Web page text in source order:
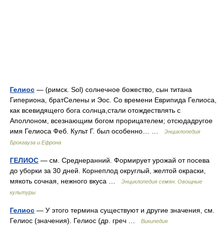
Гелиос — (римск. Sol) солнечное божество, сын титана
Гипериона, братСелены и Эос. Со времени Еврипида Гелиоса,
как всевидящего бога солнца,стали отождествлять с
Аполлоном, всезнающим богом прорицателем; отсюдадругое
имя Гелиоса Феб. Культ Г. был особенно… …
Энциклопедия
Брокгауза и Ефрона
ГЕЛИОС — см. Среднеранний. Формирует урожай от посева
до уборки за 30 дней. Корнеплод округлый, желтой окраски,
мякоть сочная, нежного вкуса …
Энциклопедия семян. Овощные
культуры
Гелиос — У этого термина существуют и другие значения, см.
Гелиос (значения). Гелиос (др. греч …
Википедия